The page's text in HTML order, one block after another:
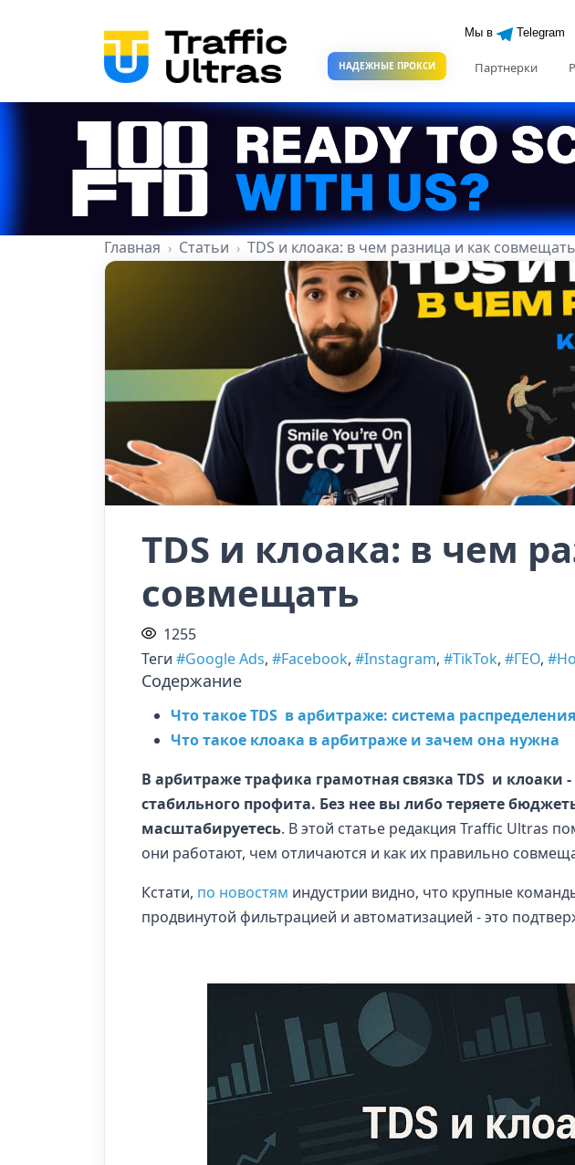
Мы в Telegram
НАДЕЖНЫЕ ПРОКСИ Партнерки
Главная Статьи TDS и клоака: в чем разница и как совмещать
TDS и клоака: в чем
совмещать
1255
Теги #Google Ads, #Facebook, #Instagram, #TikTok, #ГЕО,
Содержание
Что такое TDS в арбитраже: система
Что такое клоака в арбитраже и зачем она нужна
В арбитраже трафика грамотная связка TDS и клоаки
стабильного профита. Без нее вы либо теряете
масштабируетесь. В этой статье редакция Traffic Ultras
они работают, чем отличаются и как их правильно
Кстати, по новостям индустрии видно, что крупные
продвинутой фильтрацией и автоматизацией - это